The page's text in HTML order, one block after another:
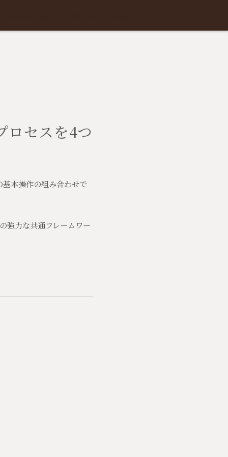
ロセスを4つ
本操作の組み合わせで
強力な共通フレームワー